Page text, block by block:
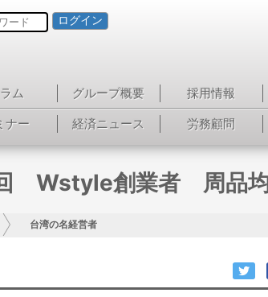
ログイン
ム グループ概要 採用情報
ナー 経済ニュース 労務顧問
Wstyle創業者 周品
台湾の名経営者